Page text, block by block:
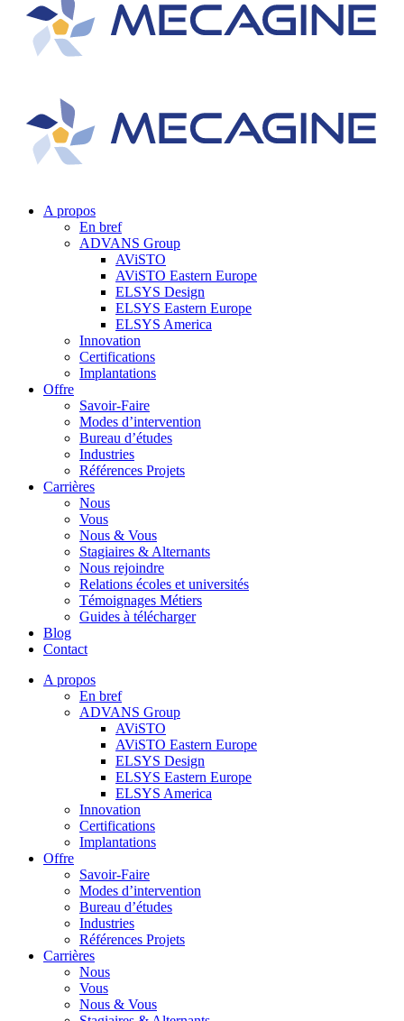
A propos
En bref
ADVANS Group
AViSTO
AViSTO Eastern Europe
ELSYS Design
ELSYS Eastern Europe
ELSYS America
Innovation
Certifications
Implantations
Offre
Savoir-Faire
Modes d’intervention
Bureau d’études
Industries
Références Projets
Carrières
Nous
Vous
Nous & Vous
Stagiaires & Alternants
Nous rejoindre
Relations écoles et universités
Témoignages Métiers
Guides à télécharger
Blog
Contact
A propos
En bref
ADVANS Group
AViSTO
AViSTO Eastern Europe
ELSYS Design
ELSYS Eastern Europe
ELSYS America
Innovation
Certifications
Implantations
Offre
Savoir-Faire
Modes d’intervention
Bureau d’études
Industries
Références Projets
Carrières
Nous
Vous
Nous & Vous